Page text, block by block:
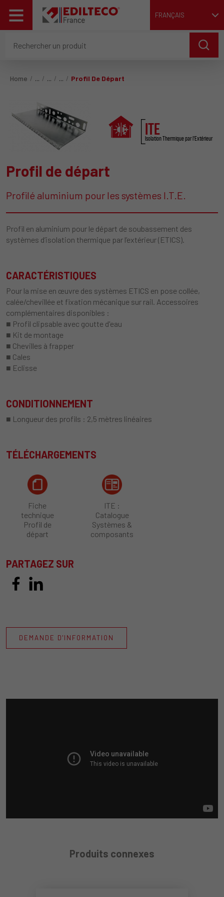
FRANÇAIS
Home Profil De Départ
ITE
Isolation Thermique par l'Extérieur
Profil de départ
Profilé aluminium pour les systèmes I.T.E.
Profil en aluminium pour le départ de soubassement des
systèmes d’isolation thermique par l’extérieur (ETICS).
CARACTÉRISTIQUES
Pour la mise en œuvre des systèmes ETICS en pose collée,
calée/chevillée et fixation mécanique sur rail. Accessoires
complémentaires disponibles :
■ Profil clipsable avec goutte d'eau
■ Kit de montage
■ Chevilles à frapper
■ Cales
■ Eclisse
CONDITIONNEMENT
■ Longueur des profils : 2,5 mètres linéaires
TÉLÉCHARGEMENTS
Fiche
technique
Profil de
départ
ITE :
Catalogue
Systèmes &
composants
PARTAGEZ SUR
DEMANDE D'INFORMATION
Produits connexes